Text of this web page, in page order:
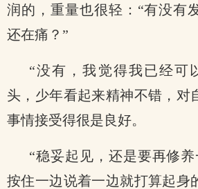
润的，重量也很轻：“有没有
还在痛？”
“没有，我觉得我已经可
头，少年看起来精神不错，对
事情接受得很是良好。
“稳妥起见，还是要再修
按住一边说着一边就打算起身